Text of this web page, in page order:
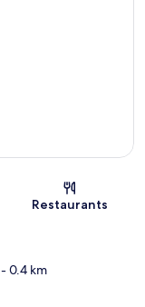
Restaurants
- 0.4 km